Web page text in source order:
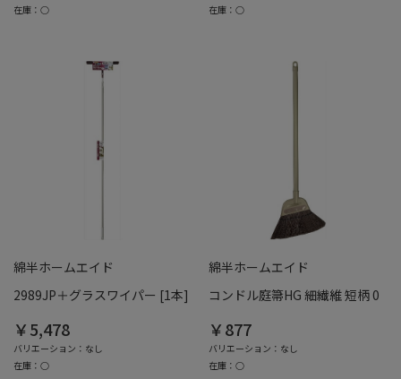
在庫：○
在庫：○
綿半ホームエイド
2989JP＋グラスワイパー [1本]
￥5,478
バリエーション：なし
在庫：○
綿半ホームエイド
コンドル庭箒HG 細繊維 短柄 0
￥877
バリエーション：なし
在庫：○